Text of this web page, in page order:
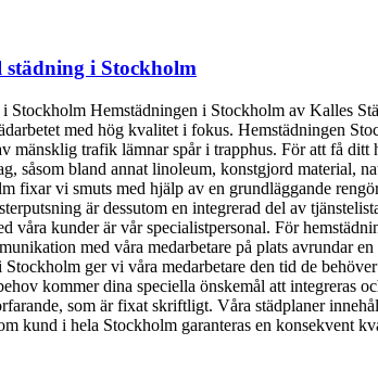
städning i Stockholm
Stockholm Hemstädningen i Stockholm av Kalles
med hög kvalitet i fokus. Hemstädningen
mänsklig trafik lämnar spår i trapphus. För att få
såsom bland annat linoleum, konstgjord material,
fixar vi smuts med hjälp av en grundläggande
är dessutom en integrerad del av
våra kunder är vår specialistpersonal. För
med våra medarbetare på plats avrundar
Stockholm ger vi våra medarbetare den tid de
kommer dina speciella önskemål att integreras
som är fixat skriftligt. Våra städplaner
kund i hela Stockholm garanteras en konsekvent